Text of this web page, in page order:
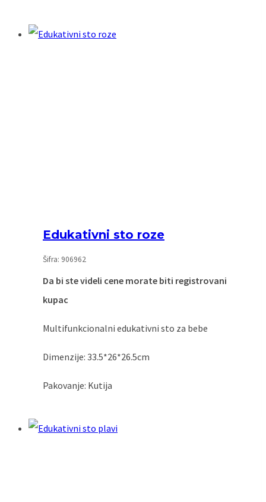
Edukativni sto roze
Šifra: 906962
Da bi ste videli cene morate biti registrovani
kupac
Multifunkcionalni edukativni sto za bebe
Dimenzije: 33.5*26*26.5cm
Pakovanje: Kutija